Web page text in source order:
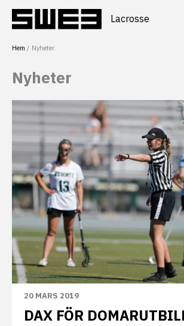
innehåll
Lacrosse
Hem Nyheter
Nyheter
20 MARS 2019
DAX FÖR